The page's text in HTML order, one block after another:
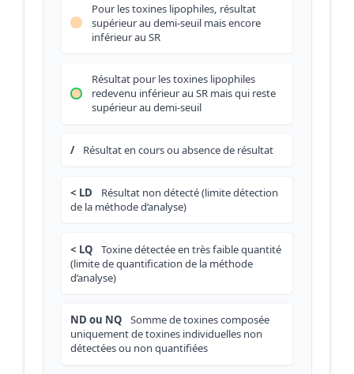
Pour les toxines lipophiles, résultat
supérieur au demi-seuil mais encore
inférieur au SR
Résultat pour les toxines lipophiles
redevenu inférieur au SR mais qui reste
supérieur au demi-seuil
/ Résultat en cours ou absence de résultat
< LD
Résultat non détecté (limite détection
de la méthode d’analyse)
< LQ
Toxine détectée en très faible quantité
(limite de quantification de la méthode
d’analyse)
ND ou NQ
Somme de toxines composée
uniquement de toxines individuelles non
détectées ou non quantifiées